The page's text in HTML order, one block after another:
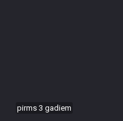
pirms 3 gadiem